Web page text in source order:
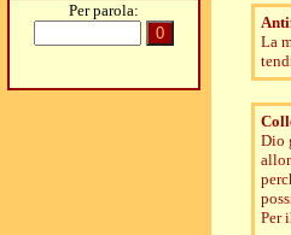
Per parola:
La
Dio
Per